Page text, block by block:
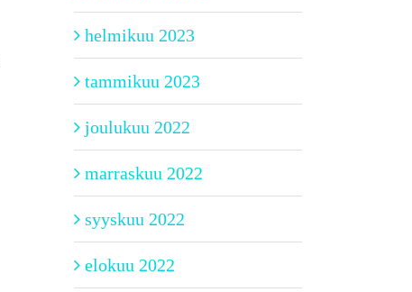
helmikuu 2023
tammikuu 2023
joulukuu 2022
marraskuu 2022
syyskuu 2022
elokuu 2022